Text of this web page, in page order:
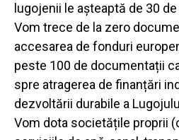
lugojenii le așteaptă de 30 de
Vom trece de la zero
accesarea de fonduri
peste 100 de documentații
spre atragerea de finanțări
dezvoltării durabile a
Vom dota societățile proprii